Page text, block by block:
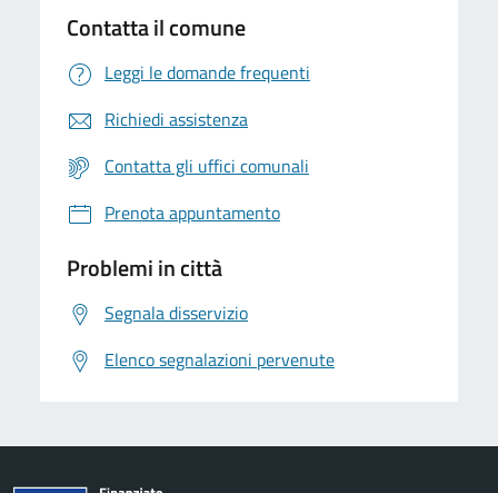
Contatta il comune
Leggi le domande frequenti
Richiedi assistenza
Contatta gli uffici comunali
Prenota appuntamento
Problemi in città
Segnala disservizio
Elenco segnalazioni pervenute